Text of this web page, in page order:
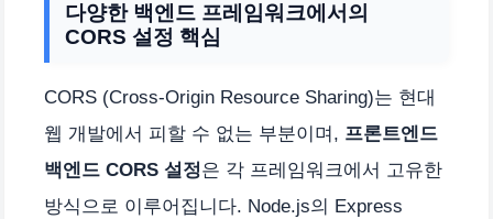
다양한 백엔드 프레임워크에서의
CORS 설정 핵심
CORS (Cross-Origin Resource Sharing)는 현대
웹 개발에서 피할 수 없는 부분이며, 프론트엔드
백엔드 CORS 설정은 각 프레임워크에서 고유한
방식으로 이루어집니다. Node.js의 Express